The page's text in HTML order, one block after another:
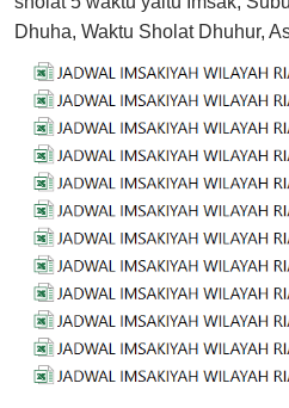
Dhuha, Waktu Sholat Dhuhur,